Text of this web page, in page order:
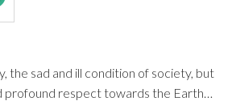
the sad and ill condition of society, but
respect towards the Earth…